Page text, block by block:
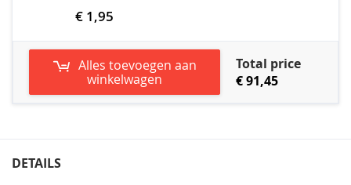
€ 1,95
Alles toevoegen aan
winkelwagen
Total price
€ 91,45
DETAILS